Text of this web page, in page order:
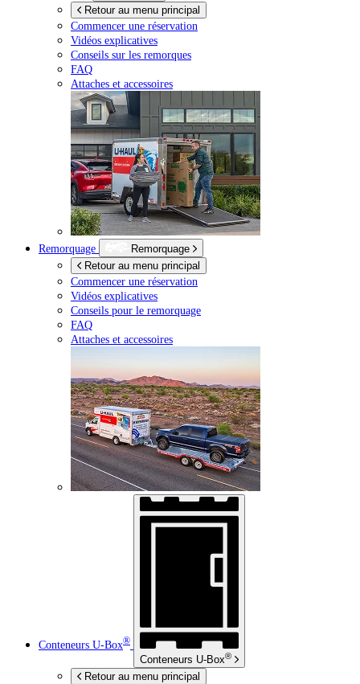
Retour au menu principal
Commencer une réservation
Vidéos explicatives
Conseils sur les remorques
FAQ
Attaches et accessoires
Remorquage
Remorquage
Retour au menu principal
Commencer une réservation
Vidéos explicatives
Conseils pour le remorquage
FAQ
Attaches et accessoires
Conteneurs U-Box®
Conteneurs U-Box®
Retour au menu principal